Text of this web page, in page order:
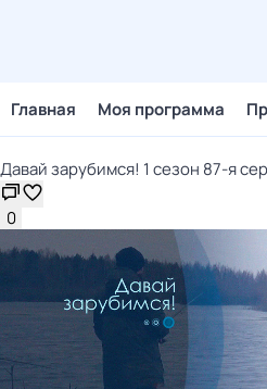
Главная Моя программа
Давай зарубимся! 1 сезон 87-я
0